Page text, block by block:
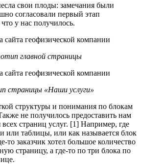
свои плоды: замечания были
согласовали первый этап
у нас получилось.
главной страницы
страницы «Наши услуги»
структуры и понимания по блокам
не получилось предоставить нам
страниц услуг. [1] Например, где
или таблицы, или как называется блок
то заказчик хотел большое количество
страницу, а где-то по три блока по